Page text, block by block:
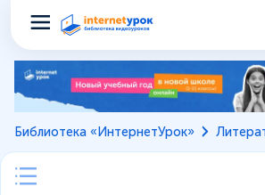
Библиотека «ИнтернетУрок»